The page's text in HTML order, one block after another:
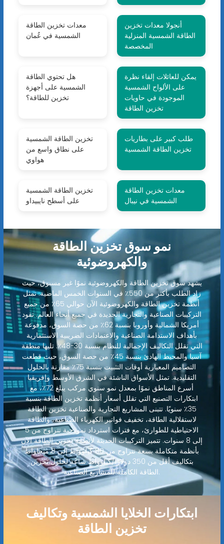
معدات تخزين الطاقة
الشمسية في عُمان
أنجولا معدات تخزين
الطاقة الشمسية المنزلية
المخصصة
هل تحتوي الطاقة
الشمسية على أجهزة
تخزين للطاقة؟
يمكن للعائلات إلقاء نظرة
على الألواح الشمسية
الموجودة في حاويات
تخزين الطاقة
تخزين الطاقة الشمسية
على نطاق واسع من
هواوي
طلب كبير على بطاريات
تخزين الطاقة الشمسية
تخزين الطاقة الشمسية
على أسطح نايبيداو
معدات تخزين الطاقة
الشمسية في نيبال
نمو سوق تخزين الطاقة
والكهروضوئية
يشهد سوق تخزين الطاقة والكهروضوئية نموًا غير مسبوق، حيث
زاد الطلب بأكثر من 550٪ في السنوات الخمس الماضية. تمثل
أنظمة تخزين الطاقة والكهروضوئية الآن حوالي 65٪ من جميع
التركيبات الصناعية والتجارية الجديدة في جميع أنحاء العالم. تقود
أمريكا الشمالية وأوروبا بنسبة 62٪ من حصة السوق، مدفوعة
بأهداف الاستدامة الصناعية والاعتمادات الضريبية الاستثمارية
التي تقلل التكاليف الإجمالية للنظام بنسبة 30-48٪. تليها منطقة
آسيا والمحيط الهادئ بنسبة 45٪ من حصة السوق، حيث قطعت
التصاميم المعيارية أوقات التثبيت بنسبة 75٪ مقارنة بالحلول
التقليدية. تمثل الأسواق الناشئة في الشرق الأوسط وإفريقيا
أسرع المناطق نموًا بمعدل نمو سنوي مركب يبلغ 72٪، مع
ابتكارات التصنيع التي تقلل أسعار أنظمة تخزين الطاقة بنسبة
35٪ سنويًا. تتبنى المشاريع التجارية والصناعية تخزين الطاقة
لاستقلالية الطاقة، تخفيف فواتير الكهرباء الصناعية، والطاقة
الاحتياطية للطوارئ، مع فترات استرداد نموذجية تتراوح من 5
إلى 8 سنوات. تتميز التركيبات الحديثة لأنظمة تخزين الطاقة الآن
بأنظمة متكاملة بسعة تتراوح من 80 كيلوواط إلى 8 ميجاواط
بتكاليف أقل من 350 دولارًا/كيلوواط ساعة لحلول تخزين
الطاقة الكاملة للمشاريع الصناعية.
ابتكارات الخلايا الشمسية وتكاليف
تخزين الطاقة